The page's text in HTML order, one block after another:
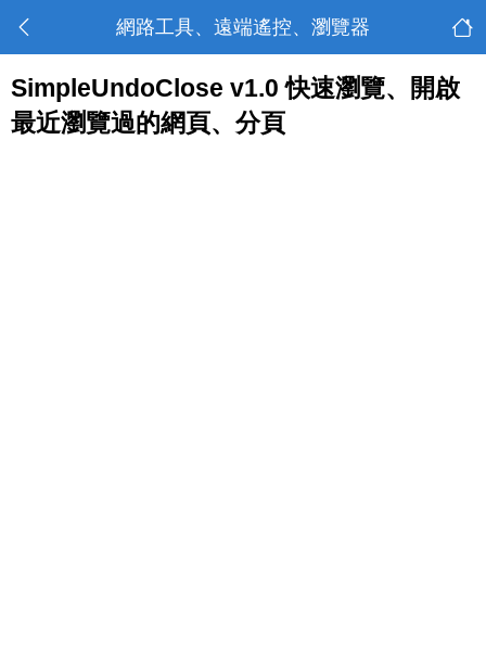
網路工具、遠端遙控、瀏覽器
SimpleUndoClose v1.0 快速瀏覽、開啟
最近瀏覽過的網頁、分頁